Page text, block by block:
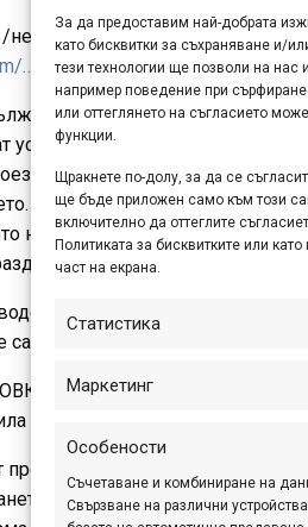
За да предоставим най-добрата
като бисквитки за съхраняване и/
тези технологии ще позволи на нас
например поведение при
или оттеглянето на съгласието
функции.
Щракнете по-долу, за да се
ще бъде приложен само към този
включително да оттеглите
Политиката за бисквитките или
част на екрана.
Статистика
Маркетинг
Особености
Съчетаване и комбиниране на
Свързване на различни
на откритата сцена в
…/
своята инициатива за
и с удоволствие най-
от клуба ще разкрият
Академията ще е достъпна
на планинските колоездачи,
в две направления:
от представители на
с гост-водещи.
на клуб Veloraptor с различна
и др., подходящи, както за
обявени теми. В
им. Теми на беседите :